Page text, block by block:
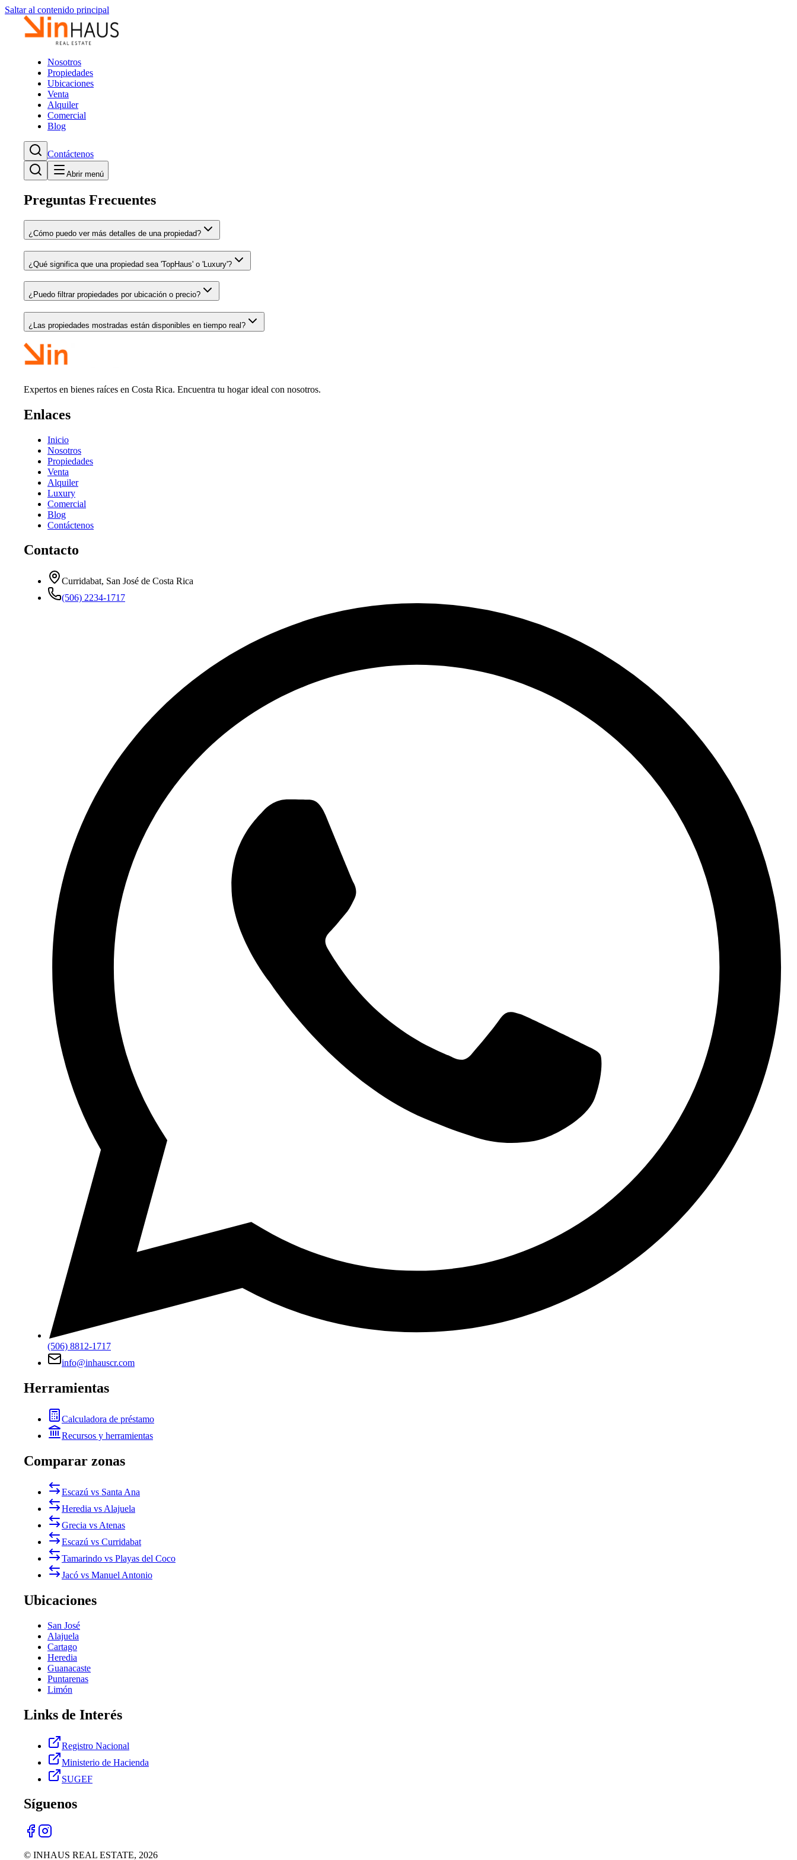
Saltar al contenido principal
Nosotros
Propiedades
Ubicaciones
Venta
Alquiler
Comercial
Blog
Contáctenos
Abrir menú
Preguntas Frecuentes
¿Cómo puedo ver más detalles de una propiedad?
¿Qué significa que una propiedad sea 'TopHaus' o 'Luxury'?
¿Puedo filtrar propiedades por ubicación o precio?
¿Las propiedades mostradas están disponibles en tiempo real?
Expertos en bienes raíces en Costa Rica. Encuentra tu hogar ideal con nosotros.
Enlaces
Inicio
Nosotros
Propiedades
Venta
Alquiler
Luxury
Comercial
Blog
Contáctenos
Contacto
Curridabat, San José de Costa Rica
(506) 2234-1717
(506) 8812-1717
info@inhauscr.com
Herramientas
Calculadora de préstamo
Recursos y herramientas
Comparar zonas
Escazú vs Santa Ana
Heredia vs Alajuela
Grecia vs Atenas
Escazú vs Curridabat
Tamarindo vs Playas del Coco
Jacó vs Manuel Antonio
Ubicaciones
San José
Alajuela
Cartago
Heredia
Guanacaste
Puntarenas
Limón
Links de Interés
Registro Nacional
Ministerio de Hacienda
SUGEF
Síguenos
© INHAUS REAL ESTATE, 2026